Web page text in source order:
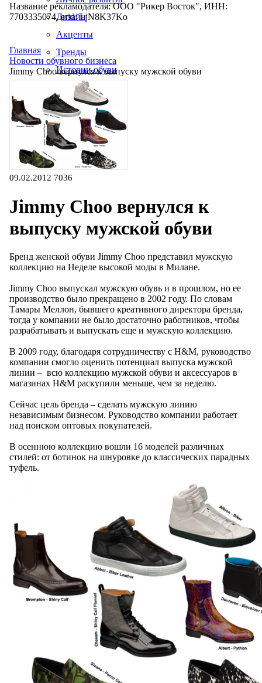
Дизайн
Акценты
Тренды
Истории обуви
Производство
Название рекламодателя: ООО "Рикер Восток", ИНН:
7703335074, erid: LjN8K37Ko
Главная
Новости обувного бизнеса
Jimmy Choo вернулся к выпуску мужской обуви
09.02.2012 7036
Jimmy Choo вернулся к
выпуску мужской обуви
Бренд женской обуви Jimmy Choo представил мужскую
коллекцию на Неделе высокой моды в Милане.
Jimmy Choo выпускал мужскую обувь и в прошлом, но ее
производство было прекращено в 2002 году. По словам
Тамары Меллон, бывшего креативного директора бренда,
тогда у компании не было достаточно работников, чтобы
разрабатывать и выпускать еще и мужскую коллекцию.
В 2009 году, благодаря сотрудничеству с H&M, руководство
компании смогло оценить потенциал выпуска мужской
линии – всю коллекцию мужской обуви и аксессуаров в
магазинах H&M раскупили меньше, чем за неделю.
Сейчас цель бренда – сделать мужскую линию
независимым бизнесом. Руководство компании работает
над поиском оптовых покупателей.
В осеннюю коллекцию вошли 16 моделей различных
стилей: от ботинок на шнуровке до классических парадных
туфель.